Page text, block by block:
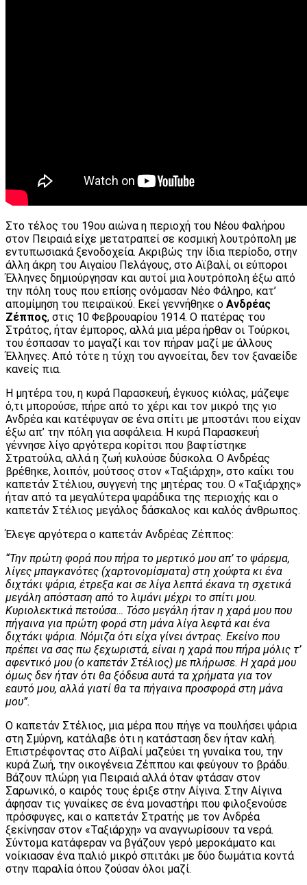
Στο τέλος του 19ου αιώνα η περιοχή του Νέου Φαλήρου
στον Πειραιά είχε μετατραπεί σε κοσμική λουτρόπολη με
εντυπωσιακά ξενοδοχεία. Ακριβώς την ίδια περίοδο, στην
άλλη άκρη του Αιγαίου Πελάγους, στο Αϊβαλί, οι εύποροι
Έλληνες δημιούργησαν και αυτοί μια λουτρόπολη έξω από
την πόλη τους που επίσης ονόμασαν Νέο Φάληρο, κατ’
απομίμηση του πειραϊκού. Εκεί γεννήθηκε ο Ανδρέας
Ζέππος, στις 10 Φεβρουαρίου 1914. Ο πατέρας του
Στράτος, ήταν έμπορος, αλλά μια μέρα ήρθαν οι Τούρκοι,
του έσπασαν το μαγαζί και τον πήραν μαζί με άλλους
Έλληνες. Από τότε η τύχη του αγνοείται, δεν τον ξαναείδε
κανείς πια.
Η μητέρα του, η κυρά Παρασκευή, έγκυος κιόλας, μάζεψε
ό,τι μπορούσε, πήρε από το χέρι και τον μικρό της γιο
Ανδρέα και κατέφυγαν σε ένα σπίτι με μποστάνι που είχαν
έξω απ’ την πόλη για ασφάλεια. Η κυρά Παρασκευή
γέννησε λίγο αργότερα κορίτσι που βαφτίστηκε
Στρατούλα, αλλά η ζωή κυλούσε δύσκολα. Ο Ανδρέας
βρέθηκε, λοιπόν, μούτσος στον «Ταξιάρχη», στο καΐκι του
καπετάν Στέλιου, συγγενή της μητέρας του. Ο «Ταξιάρχης»
ήταν από τα μεγαλύτερα ψαράδικα της περιοχής και ο
καπετάν Στέλιος μεγάλος δάσκαλος και καλός άνθρωπος.
Έλεγε αργότερα ο καπετάν Ανδρέας Ζέππος:
“Την πρώτη φορά που πήρα το μερτικό μου απ’ το ψάρεμα,
λίγες μπαγκανότες (χαρτονομίσματα) στη χούφτα κι ένα
διχτάκι ψάρια, έτρεξα και σε λίγα λεπτά έκανα τη σχετικά
μεγάλη απόσταση από το λιμάνι μέχρι το σπίτι μου.
Κυριολεκτικά πετούσα… Τόσο μεγάλη ήταν η χαρά μου που
πήγαινα για πρώτη φορά στη μάνα λίγα λεφτά και ένα
διχτάκι ψάρια. Νόμιζα ότι είχα γίνει άντρας. Εκείνο που
πρέπει να σας πω ξεχωριστά, είναι η χαρά που πήρα μόλις τ’
αφεντικό μου (ο καπετάν Στέλιος) με πλήρωσε. Η χαρά μου
όμως δεν ήταν ότι θα ξόδευα αυτά τα χρήματα για τον
εαυτό μου, αλλά γιατί θα τα πήγαινα προσφορά στη μάνα
μου”.
Ο καπετάν Στέλιος, μια μέρα που πήγε να πουλήσει ψάρια
στη Σμύρνη, κατάλαβε ότι η κατάσταση δεν ήταν καλή.
Επιστρέφοντας στο Αϊβαλί μαζεύει τη γυναίκα του, την
κυρά Ζωή, την οικογένεια Ζέππου και φεύγουν το βράδυ.
Βάζουν πλώρη για Πειραιά αλλά όταν φτάσαν στον
Σαρωνικό, ο καιρός τους έριξε στην Αίγινα. Στην Αίγινα
άφησαν τις γυναίκες σε ένα μοναστήρι που φιλοξενούσε
πρόσφυγες, και ο καπετάν Στρατής με τον Ανδρέα
ξεκίνησαν στον «Ταξιάρχη» να αναγνωρίσουν τα νερά.
Σύντομα κατάφεραν να βγάζουν γερό μεροκάματο και
νοίκιασαν ένα παλιό μικρό σπιτάκι με δύο δωμάτια κοντά
στην παραλία όπου ζούσαν όλοι μαζί.